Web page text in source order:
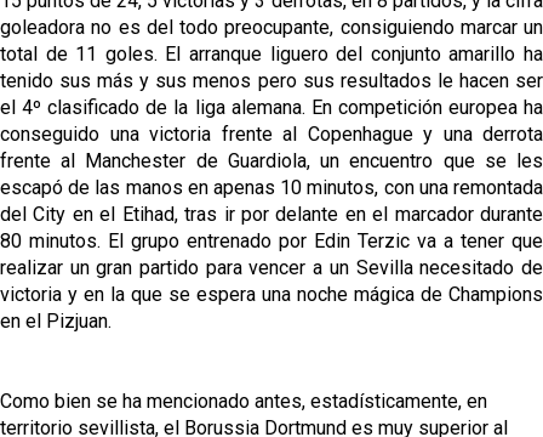
goleadora no es del todo preocupante, consiguiendo marcar un
total de 11 goles. El arranque liguero del conjunto amarillo ha
tenido sus más y sus menos pero sus resultados le hacen ser
el 4º clasificado de la liga alemana. En competición europea ha
conseguido una victoria frente al Copenhague y una derrota
frente al Manchester de Guardiola, un encuentro que se les
escapó de las manos en apenas 10 minutos, con una remontada
del City en el Etihad, tras ir por delante en el marcador durante
80 minutos. El grupo entrenado por Edin Terzic va a tener que
realizar un gran partido para vencer a un Sevilla necesitado de
victoria y en la que se espera una noche mágica de Champions
en el Pizjuan.
Como bien se ha mencionado antes, estadísticamente, en
territorio sevillista, el Borussia Dortmund es muy superior al